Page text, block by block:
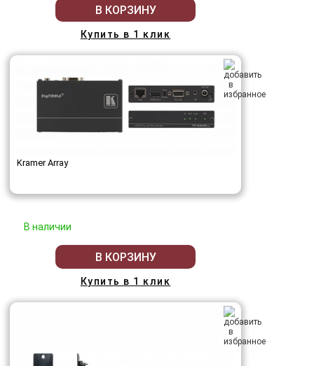
В КОРЗИНУ
Купить в 1 клик
Kramer Array
В наличии
В КОРЗИНУ
Купить в 1 клик